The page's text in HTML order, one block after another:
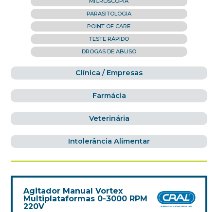
PARASITOLOGIA
POINT OF CARE
TESTE RÁPIDO
DROGAS DE ABUSO
Clínica / Empresas
Farmácia
Veterinária
Intolerância Alimentar
Agitador Manual Vortex
Multiplataformas 0-3000 RPM
220V